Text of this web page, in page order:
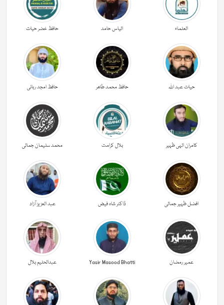
العلماء الیاس حامد حافظ خضر حیات
حیات عبد اللہ حافظ محمد طاھر حافظ امجد ربانی
کامران الہی ظہیر بلال کرامت محمد سلیمان جمالی
افضل ظہیر جمالی ڈاکٹر شاہ فیض عبد العزیز آزاد
عمیر رمضان Yasir Masood Bhatti عبدالحليم بلال